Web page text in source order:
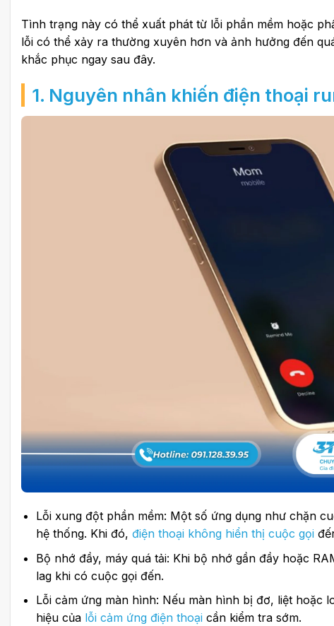
Tình trạng này có thể xuất phát từ lỗi phần mềm hoặc
lỗi có thể xảy ra thường xuyên hơn và ảnh hưởng đến
khắc phục ngay sau đây.
1️. Nguyên nhân khiến điện thoại
Lỗi xung đột phần mềm: Một số ứng dụng như chặn
hệ thống. Khi đó, điện thoại không hiển thị cuộc gọi
Bộ nhớ đầy, máy quá tải: Khi bộ nhớ gần đầy hoặc
lag khi có cuộc gọi đến.
Lỗi cảm ứng màn hình: Nếu màn hình bị đơ, liệt hoặc
hiệu của lỗi cảm ứng điện thoạicần kiểm tra sớm.